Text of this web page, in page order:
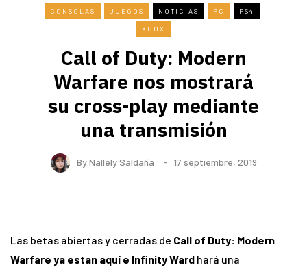
CONSOLAS JUEGOS NOTICIAS PC PS4
XBOX
Call of Duty: Modern
Warfare nos mostrará
su cross-play mediante
una transmisión
ByNallely Saldaña 17 septiembre, 2019
Las betas abiertas y cerradas de Call of Duty: Modern
Warfare ya estan aquí e Infinity Ward hará una